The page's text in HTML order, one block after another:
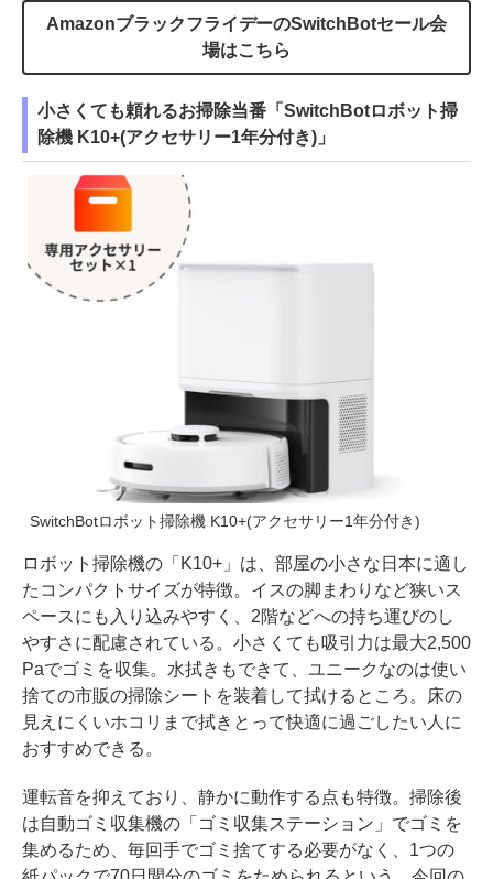
AmazonブラックフライデーのSwitchBotセール会
場はこちら
小さくても頼れるお掃除当番「SwitchBotロボット掃
除機 K10+(アクセサリー1年分付き)」
SwitchBotロボット掃除機 K10+(アクセサリー1年分付き)
ロボット掃除機の「K10+」は、部屋の小さな日本に適し
たコンパクトサイズが特徴。イスの脚まわりなど狭いス
ペースにも入り込みやすく、2階などへの持ち運びのし
やすさに配慮されている。小さくても吸引力は最大2,500
Paでゴミを収集。水拭きもできて、ユニークなのは使い
捨ての市販の掃除シートを装着して拭けるところ。床の
見えにくいホコリまで拭きとって快適に過ごしたい人に
おすすめできる。
運転音を抑えており、静かに動作する点も特徴。掃除後
は自動ゴミ収集機の「ゴミ収集ステーション」でゴミを
集めるため、毎回手でゴミ捨てする必要がなく、1つの